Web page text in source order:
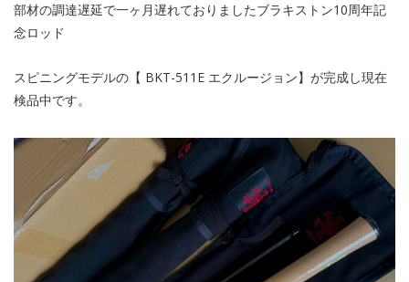
部材の調達遅延で一ヶ月遅れておりましたブラキストン10周年記
念ロッド
スピニングモデルの【 BKT-511E エクルージョン】が完成し現在
検品中です。